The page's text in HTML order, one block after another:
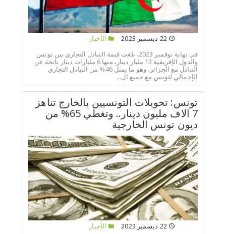
22 ديسمبر 2023
الأخبار
في نهاية نوفمبر 2023، بلغت قيمة التبادل التجاري بين تونس
والدول الإفريقية 13 مليار دينار، منها 6 مليارات دينار ناتجة عن
التبادل مع الجزائر، وهو ما يمثل 46% من التبادل التجاري
الإجمالي لتونس مع جميع ال...
تونس: تحويلات التونسيين بالخارج تناهز
7 الاف مليون دينار.. وتغطي 65% من
ديون تونس الخارجية
22 ديسمبر 2023
الأخبار